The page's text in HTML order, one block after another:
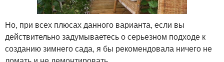
Но, при всех плюсах данного варианта, если вы
действительно задумываетесь о серьезном подходе к
созданию зимнего сада, я бы рекомендовала ничего не